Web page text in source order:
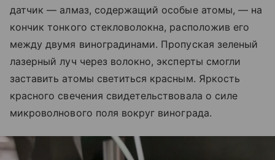
датчик — алмаз, содержащий особые атомы, — на
кончик тонкого стекловолокна, расположив его
между двумя виноградинами. Пропуская зеленый
лазерный луч через волокно, эксперты смогли
заставить атомы светиться красным. Яркость
красного свечения свидетельствовала о силе
микроволнового поля вокруг винограда.